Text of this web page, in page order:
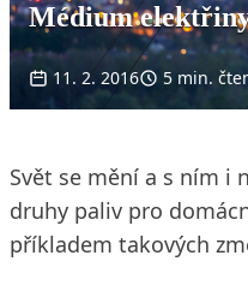
Médium
11. 2. 2016 5 min.
Svět se mění a s ním i
druhy paliv pro
příkladem takových